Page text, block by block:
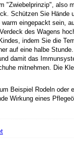
"Zwiebelprinzip", also
Schützen Sie
eingepackt sein,
des Wagens
indem Sie die
auf eine halbe
damit das
mitnehmen. Die
Beispiel Rodeln
Wirkung eines